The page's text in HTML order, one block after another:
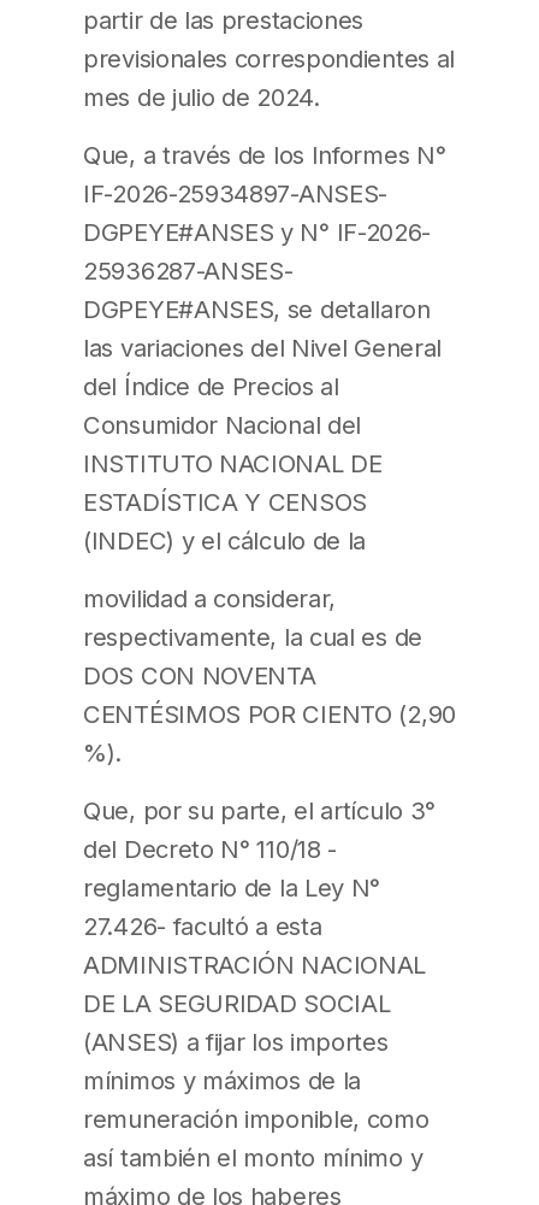
partir de las prestaciones
previsionales correspondientes al
mes de julio de 2024.
Que, a través de los Informes N°
IF-2026-25934897-ANSES-
DGPEYE#ANSES y N° IF-2026-
25936287-ANSES-
DGPEYE#ANSES, se detallaron
las variaciones del Nivel General
del Índice de Precios al
Consumidor Nacional del
INSTITUTO NACIONAL DE
ESTADÍSTICA Y CENSOS
(INDEC) y el cálculo de la
movilidad a considerar,
respectivamente, la cual es de
DOS CON NOVENTA
CENTÉSIMOS POR CIENTO (2,90
%).
Que, por su parte, el artículo 3°
del Decreto N° 110/18 -
reglamentario de la Ley N°
27.426- facultó a esta
ADMINISTRACIÓN NACIONAL
DE LA SEGURIDAD SOCIAL
(ANSES) a fijar los importes
mínimos y máximos de la
remuneración imponible, como
así también el monto mínimo y
máximo de los haberes